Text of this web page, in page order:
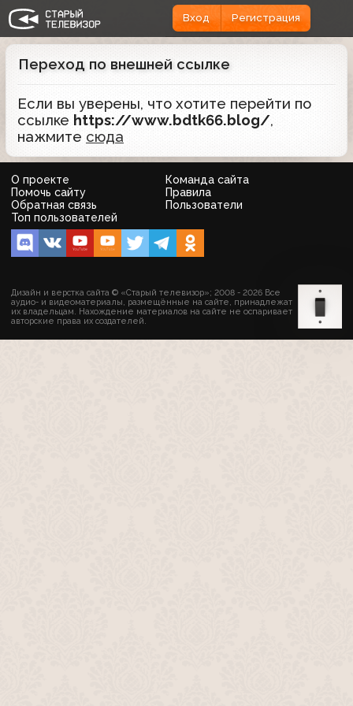
Вход Регистрация
Переход по внешней ссылке
Если вы уверены, что хотите перейти по
ссылке https://www.bdtk66.blog/,
нажмите сюда
О проекте
Команда сайта
Помочь сайту
Правила
Обратная связь
Пользователи
Топ пользователей
Дизайн и верстка сайта © «Старый телевизор»; 2008 - 2026 Все
аудио- и видеоматериалы, размещённые на сайте, принадлежат
их владельцам. Нахождение материалов на сайте не оспаривает
авторские права их создателей.